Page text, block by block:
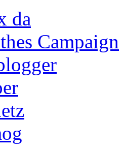
da
Campaign